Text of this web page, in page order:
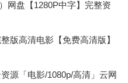
网盘【1280P中字】完整资
版高清电影【免费高清版】
源「电影/1080p/高清」云网